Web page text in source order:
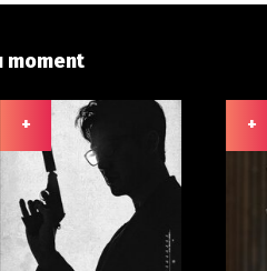
moment
+ +